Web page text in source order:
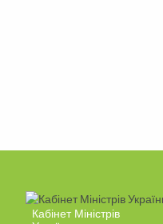
Кабінет Міністрів